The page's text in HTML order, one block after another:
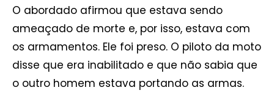
O abordado afirmou que estava sendo
ameaçado de morte e, por isso, estava com
os armamentos. Ele foi preso. O piloto da moto
disse que era inabilitado e que não sabia que
o outro homem estava portando as armas.